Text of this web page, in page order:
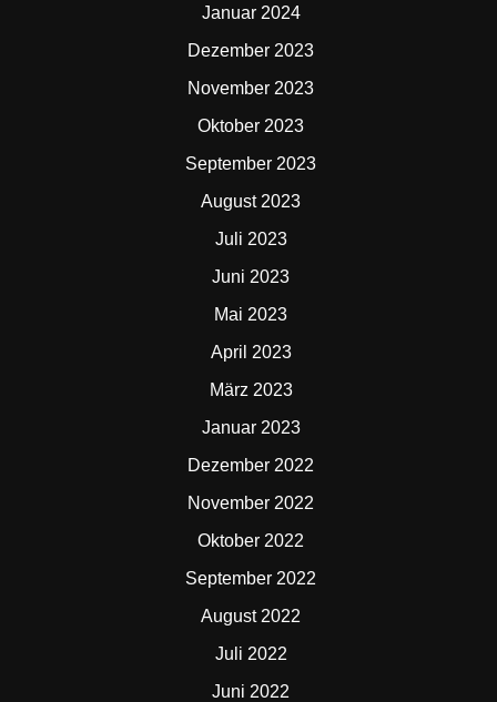
Januar 2024
Dezember 2023
November 2023
Oktober 2023
September 2023
August 2023
Juli 2023
Juni 2023
Mai 2023
April 2023
März 2023
Januar 2023
Dezember 2022
November 2022
Oktober 2022
September 2022
August 2022
Juli 2022
Juni 2022